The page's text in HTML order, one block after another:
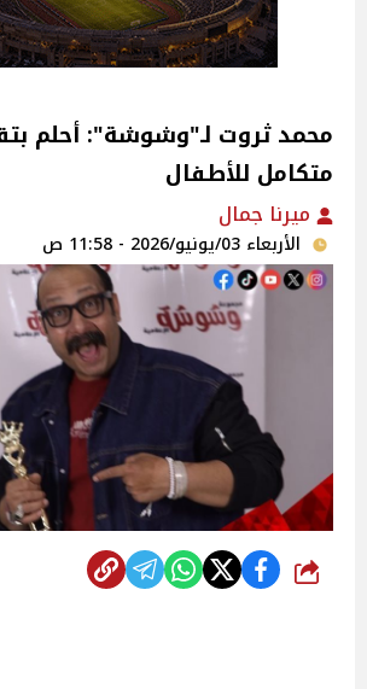
محمد ثروت لـ"وشوشة": أحلم
متكامل للأطفال
ميرنا جمال
الأربعاء 03/يونيو/2026 - 11:58 ص
شارك